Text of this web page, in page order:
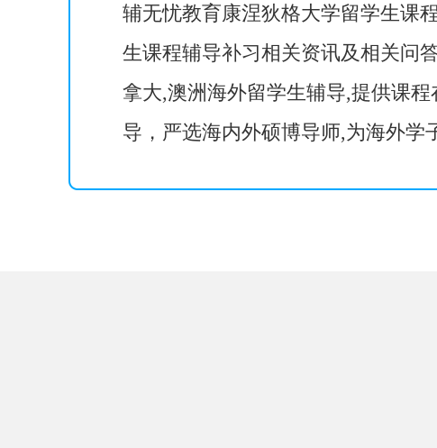
辅无忧教育康涅狄格大学留学生课
生课程辅导补习相关资讯及相关问
拿大,澳洲海外留学生辅导,提供课
导，严选海内外硕博导师,为海外学